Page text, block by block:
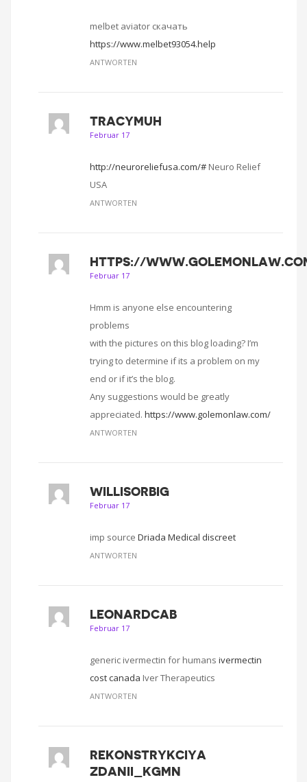
melbet aviator скачать
https://www.melbet93054.help
ANTWORTEN
TRACYMUH
Februar 17
http://neuroreliefusa.com/#Neuro Relief
USA
ANTWORTEN
HTTPS://
Februar 17
Hmm is anyone else encountering
problems
with the pictures on this blog loading? I’m
trying to determine if its a problem on my
end or if it’s the blog.
Any suggestions would be greatly
appreciated. https://www.golemonlaw.com/
ANTWORTEN
WILLISORBIG
Februar 17
imp source Driada Medical discreet
ANTWORTEN
LEONARDCAB
Februar 17
generic ivermectin for humans ivermectin
cost canada Iver Therapeutics
ANTWORTEN
REKONSTRYKCIYA
ZDANII_KGMN